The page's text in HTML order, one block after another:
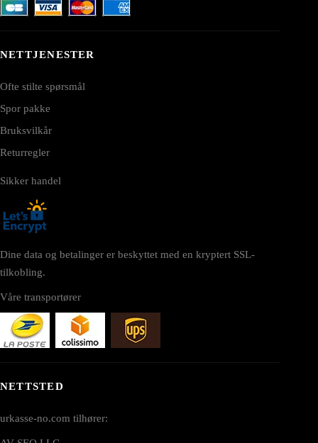
NETTJENESTER
Ofte stilte spørsmål
Spor pakke
Bruksvilkår
Returregler
Sikker handel
Dine data og betalinger er beskyttet med en kryptert SSL-
tilkobling.
Våre transportører
NETTSTED
urkasse-no.com tilhører: